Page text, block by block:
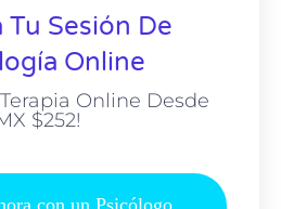
Tu Sesión De
Online
Online Desde
$252!